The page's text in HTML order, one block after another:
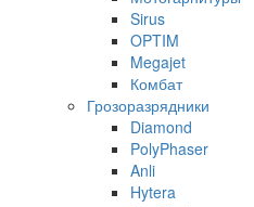
Sirus
OPTIM
Megajet
Комбат
Грозоразрядники
Diamond
PolyPhaser
Anli
Hytera